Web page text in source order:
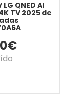
QNED AI
TV 2025 de